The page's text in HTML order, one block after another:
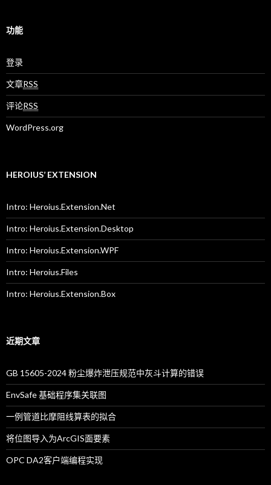
功能
登录
文章RSS
评论RSS
WordPress.org
HEROIUS’ EXTENSION
Intro: Heroius.Extension.Net
Intro: Heroius.Extension.Desktop
Intro: Heroius.Extension.WPF
Intro: Heroius.Files
Intro: Heroius.Extension.Box
近期文章
GB 15605-2024 粉尘爆炸泄压规范中灰斗计算的错误
EnvSafe 基础程序集关联图
一例管道比摩阻线算表的拟合
将位图导入为ArcGIS面要素
OPC DA2客户端编程实现